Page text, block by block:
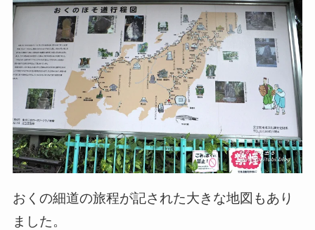
おくの細道の旅程が記された大きな地図もあり
ました。